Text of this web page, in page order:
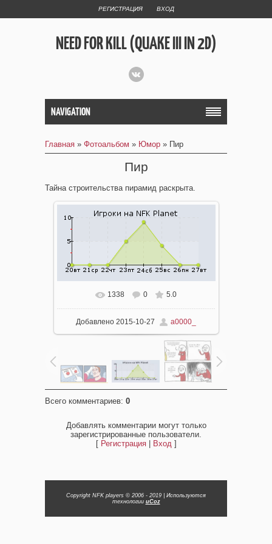
РЕГИСТРАЦИЯ ВХОД
NEED FOR KILL (QUAKE III IN 2D)
NAVIGATION
Главная » Фотоальбом » Юмор » Пир
Пир
Тайна строительства пирамид раскрыта.
1338 0 5.0
Добавлено 2015-10-27 a0000_
Всего комментариев: 0
Добавлять комментарии могут только
зарегистрированные пользователи.
[ Регистрация| Вход]
Copyright NFK players © 2006 - 2019
Используются
технологии uCoz